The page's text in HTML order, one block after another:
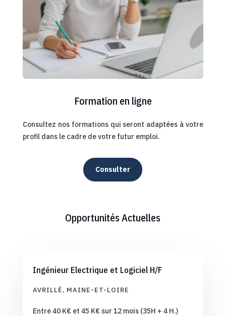
Formation en ligne
Consultez nos formations qui seront adaptées à votre
profil dans le cadre de votre futur emploi.
Consulter
Opportunités Actuelles
Ingénieur Electrique et Logiciel H/F
AVRILLÉ, MAINE-ET-LOIRE
Entre 40 K€ et 45 K€ sur 12 mois (35H + 4 H.)